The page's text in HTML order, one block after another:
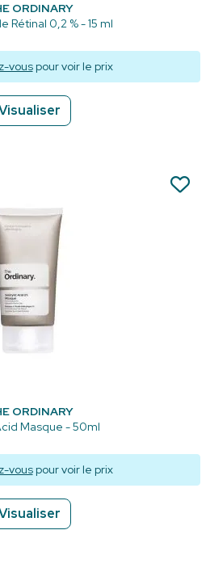
ORDINARY
Rétinal 0,2 % - 15 ml
vouspour voir le prix
ORDINARY
Masque - 50ml
vouspour voir le prix